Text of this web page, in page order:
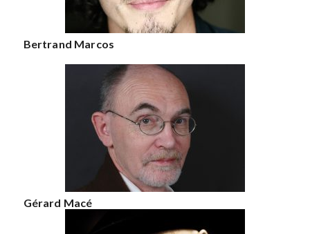
Bertrand Marcos
Gérard Macé